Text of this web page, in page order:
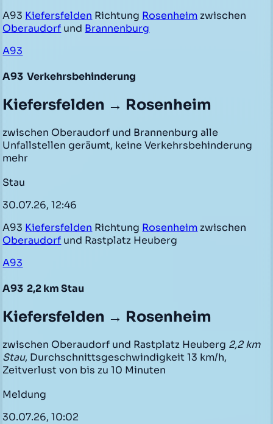
A93 Kiefersfelden Richtung Rosenheim zwischen
Oberaudorf und Brannenburg
A93
A93 Verkehrsbehinderung
Kiefersfelden → Rosenheim
zwischen Oberaudorf und Brannenburg alle
Unfallstellen geräumt, keine Verkehrsbehinderung
mehr
Stau
30.07.26, 12:46
A93 Kiefersfelden Richtung Rosenheim zwischen
Oberaudorf und Rastplatz Heuberg
A93
A93 2,2 km Stau
Kiefersfelden → Rosenheim
zwischen Oberaudorf und Rastplatz Heuberg 2,2 km
Stau, Durchschnittsgeschwindigkeit 13 km/h,
Zeitverlust von bis zu 10 Minuten
Meldung
30.07.26, 10:02